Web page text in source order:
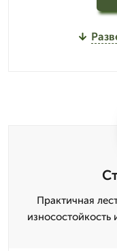
Практичная
износостойкость